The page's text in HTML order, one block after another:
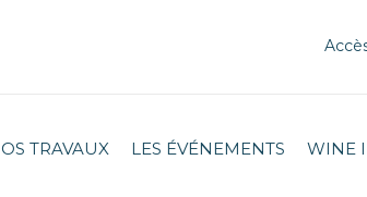
TRAVAUX LES ÉVÉNEMENTS WINE